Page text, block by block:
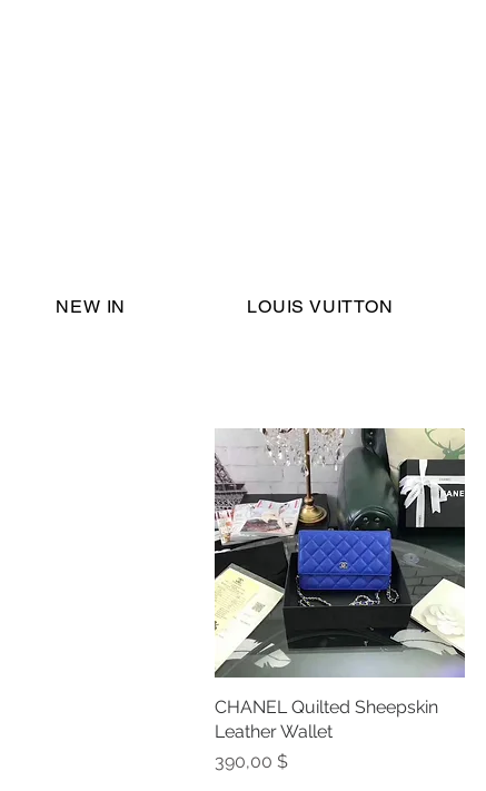
NEW IN LOUIS VUITTON
Schnellansicht
CHANEL Quilted Sheepskin
Leather Wallet
Preis
390,00 $